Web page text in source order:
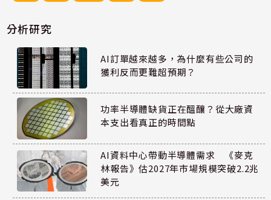
分析研究
AI訂單越來越多，為什麼有些公司的
獲利反而更難超預期？
功率半導體缺貨正在醞釀？從大廠資
本支出看真正的時間點
AI資料中心帶動半導體需求 《麥克
林報告》估2027年市場規模突破2.2兆
美元